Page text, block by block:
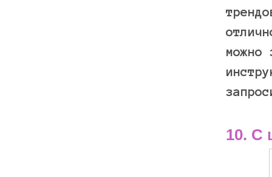
можно
10. С